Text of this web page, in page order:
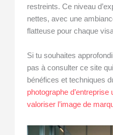
restreints. Ce niveau
nettes, avec une
flatteuse pour chaque
Si tu souhaites
pas à consulter ce site
bénéfices et techniques
photographe
valoriser l’image de